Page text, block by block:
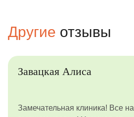
Другие отзывы
Завацкая Алиса
Замечательная клиника! Все на